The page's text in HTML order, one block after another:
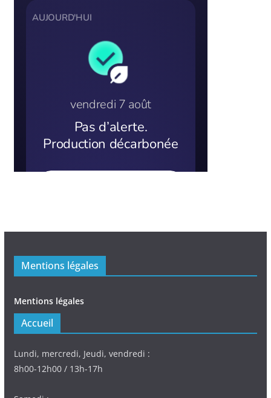
Mentions légales
Mentions légales
Accueil
Lundi, mercredi, Jeudi, vendredi :
8h00-12h00 / 13h-17h